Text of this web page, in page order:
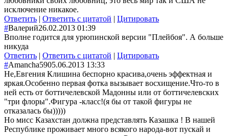
исключение никакое.
Ответить | Ответить с цитатой | Цитировать
#Валерий26.02.2013 01:39
Вполне годится для урюпинской версии "Плейбоя". А больше
никуда
Ответить | Ответить с цитатой | Цитировать
#Amancha5905.06.2013 13:33
Не,Евгения Клишина беспорно красива,очень эффектная и
яркая.Особенно первая фотка вызывает восхищение.Что-то в
ней есть от боттичелевской Мадонны или от боттичелевских
"три флоры".Фигура -класс!(я бы от такой фигуры не
отказалась бы)))))
Но мисс Казахстан должна представлять Казашка ! В нашей
Республике проживает много всякого народа-вот пускай и